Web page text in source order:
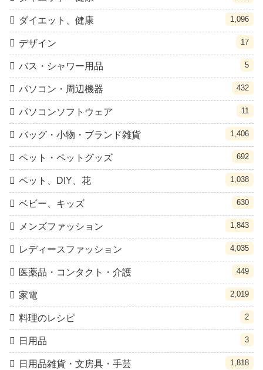
ダイエット、健康 1,096
デザイン 17
バス・シャワー用品 5
パソコン・周辺機器 432
パソコンソフトウェア 11
バッグ・小物・ブランド雑貨 1,406
ペット・ペットグッズ 692
ペット、DIY、花 1,038
ベビー、キッズ 630
メンズファッション 1,843
レディースファッション 4,035
医薬品・コンタクト・介護 449
家電 2,019
料理のレシピ 2
日用品 3
日用品雑貨・文房具・手芸 1,818